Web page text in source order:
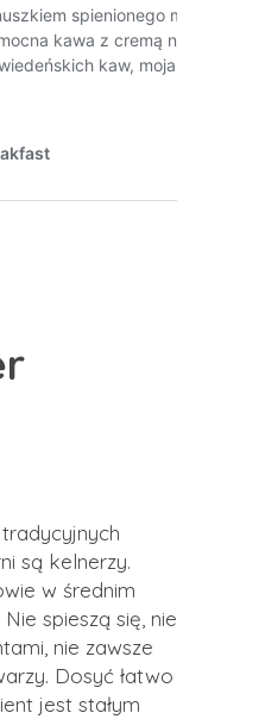
są kelnerzy.
w średnim
spieszą się, nie
nie zawsze
Dosyć łatwo
jest stałym